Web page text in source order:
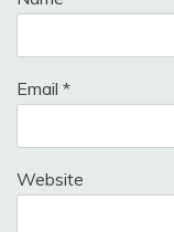
Email *
Website